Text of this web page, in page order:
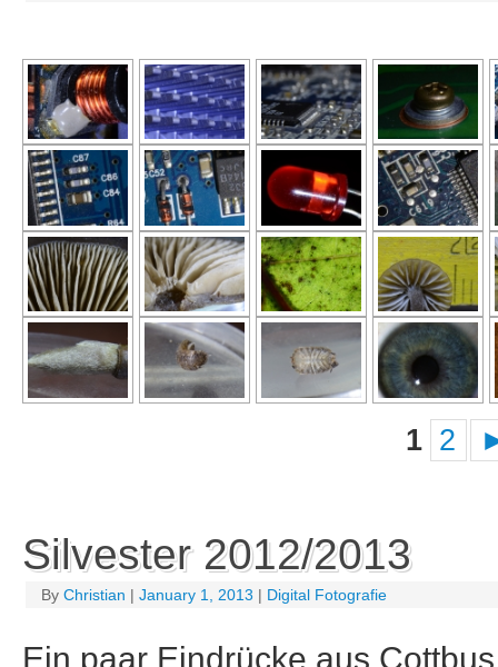
1 2
Silvester 2012/2013
By Christian | January 1, 2013 | Digital Fotografie
Ein paar Eindrücke aus